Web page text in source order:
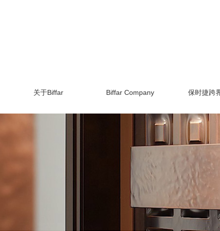
关于Biffar Biffar Company 保时捷跨